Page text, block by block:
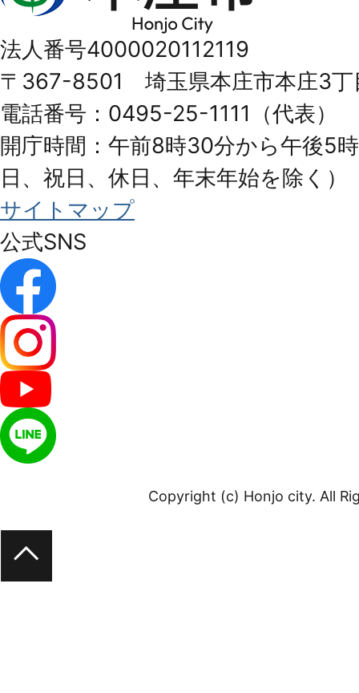
Honjo
City
法人番号4000020112119
〒367-8501 埼玉県本庄市本庄3丁
電話番号：0495-25-1111（代表）
開庁時間：午前8時30分から午後5
日、祝日、休日、年末年始を除く）
サイトマップ
公式SNS
Copyright (c) Honjo city. All